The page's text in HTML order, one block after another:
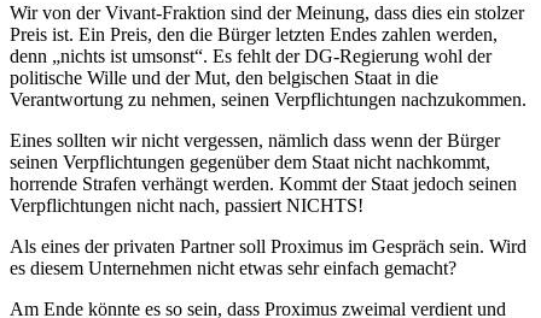
Wir von der Vivant-Fraktion sind der Meinung, dass dies ein stolzer
Preis ist. Ein Preis, den die Bürger letzten Endes zahlen werden,
denn „nichts ist umsonst“. Es fehlt der DG-Regierung wohl der
politische Wille und der Mut, den belgischen Staat in die
Verantwortung zu nehmen, seinen Verpflichtungen nachzukommen.
Eines sollten wir nicht vergessen, nämlich dass wenn der Bürger
seinen Verpflichtungen gegenüber dem Staat nicht nachkommt,
horrende Strafen verhängt werden. Kommt der Staat jedoch seinen
Verpflichtungen nicht nach, passiert NICHTS!
Als eines der privaten Partner soll Proximus im Gespräch sein. Wird
es diesem Unternehmen nicht etwas sehr einfach gemacht?
Am Ende könnte es so sein, dass Proximus zweimal verdient und